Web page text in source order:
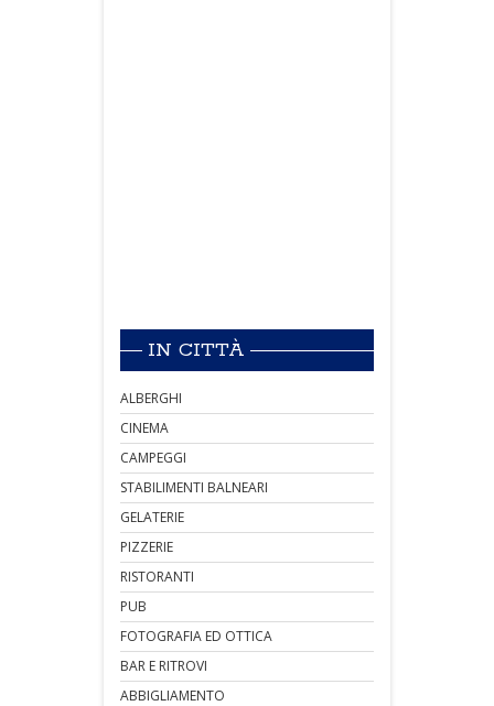
IN CITTÀ
ALBERGHI
CINEMA
CAMPEGGI
STABILIMENTI BALNEARI
GELATERIE
PIZZERIE
RISTORANTI
PUB
FOTOGRAFIA ED OTTICA
BAR E RITROVI
ABBIGLIAMENTO